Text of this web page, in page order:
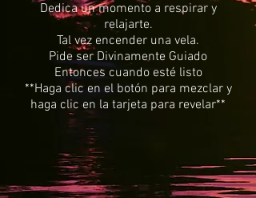
Dedica un momento a respirar y
relajarte.
Tal vez encender una vela.
Pide ser Divinamente Guiado
Entonces cuando esté listo
**Haga clic en el botón para mezclar y
haga clic en la tarjeta para revelar**